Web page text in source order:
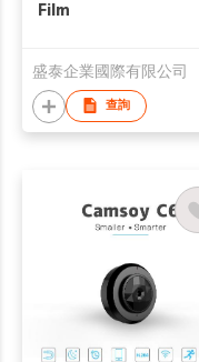
Film
盛泰企業國際有限公司
查詢